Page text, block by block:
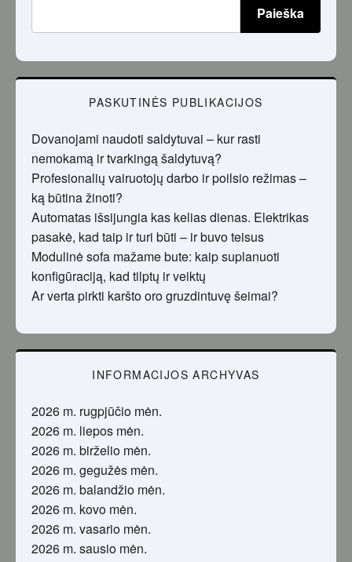
Paieška
PASKUTINĖS PUBLIKACIJOS
Dovanojami naudoti saldytuvai – kur rasti
nemokamą ir tvarkingą šaldytuvą?
Profesionalių vairuotojų darbo ir poilsio režimas –
ką būtina žinoti?
Automatas išsijungia kas kelias dienas. Elektrikas
pasakė, kad taip ir turi būti – ir buvo teisus
Modulinė sofa mažame bute: kaip suplanuoti
konfigūraciją, kad tilptų ir veiktų
Ar verta pirkti karšto oro gruzdintuvę šeimai?
INFORMACIJOS ARCHYVAS
2026 m. rugpjūčio mėn.
2026 m. liepos mėn.
2026 m. birželio mėn.
2026 m. gegužės mėn.
2026 m. balandžio mėn.
2026 m. kovo mėn.
2026 m. vasario mėn.
2026 m. sausio mėn.